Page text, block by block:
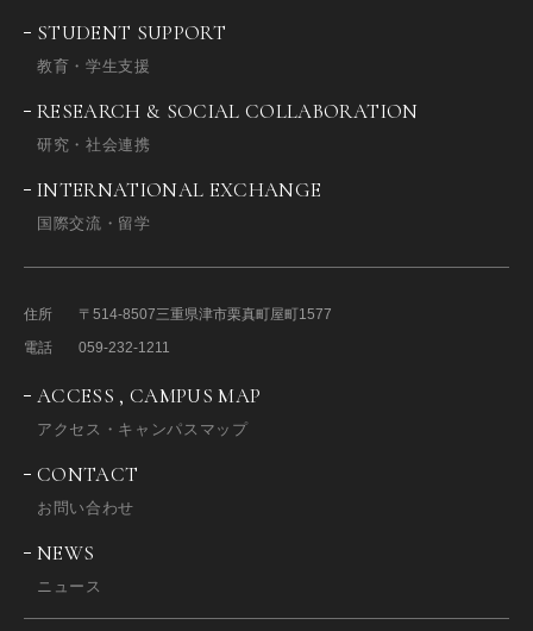
STUDENT SUPPORT
教育・学生支援
RESEARCH & SOCIAL COLLABORATION
研究・社会連携
INTERNATIONAL EXCHANGE
国際交流・留学
住所 〒514-8507三重県津市栗真町屋町1577
電話
059-232-1211
ACCESS , CAMPUS MAP
アクセス・キャンパスマップ
CONTACT
お問い合わせ
NEWS
ニュース